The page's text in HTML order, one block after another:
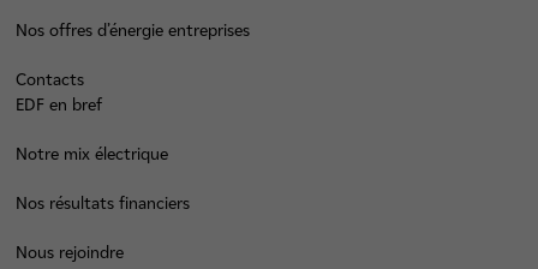
Nos offres d’énergie entreprises
Contacts
EDF en bref
Notre mix électrique
Nos résultats financiers
Nous rejoindre